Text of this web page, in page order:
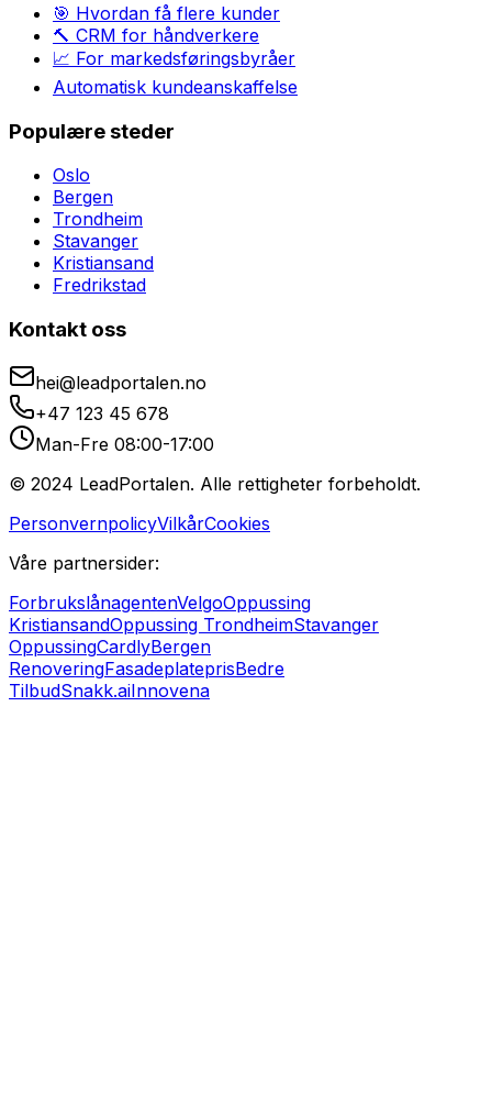
🎯 Hvordan få flere kunder
🔨 CRM for håndverkere
📈 For markedsføringsbyråer
Automatisk kundeanskaffelse
Populære steder
Oslo
Bergen
Trondheim
Stavanger
Kristiansand
Fredrikstad
Kontakt oss
hei@leadportalen.no
+47 123 45 678
Man-Fre 08:00-17:00
© 2024 LeadPortalen. Alle rettigheter forbeholdt.
PersonvernpolicyVilkårCookies
Våre partnersider:
ForbrukslånagentenVelgoOppussing
KristiansandOppussing TrondheimStavanger
OppussingCardlyBergen
RenoveringFasadeplateprisBedre
TilbudSnakk.aiInnovena